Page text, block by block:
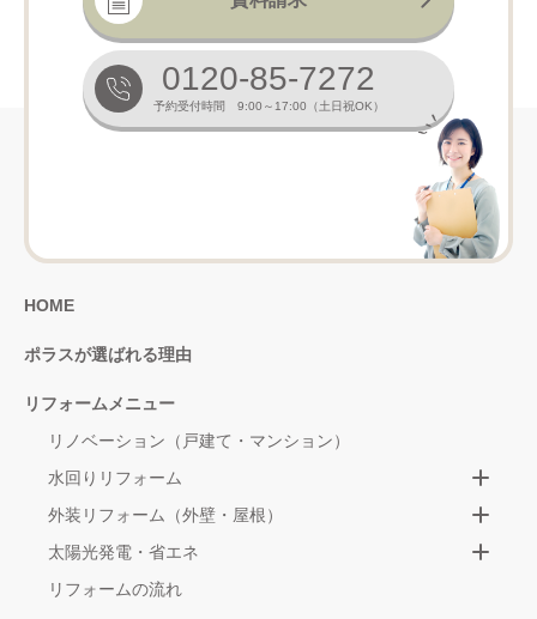
0120-85-7272
予約受付時間 9:00～17:00（土日祝OK）
HOME
ポラスが選ばれる理由
リフォームメニュー
リノベーション（戸建て・マンション）
水回りリフォーム
外装リフォーム（外壁・屋根）
太陽光発電・省エネ
リフォームの流れ